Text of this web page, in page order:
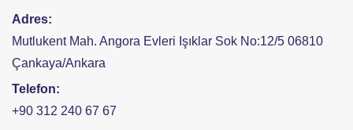
Adres:
Mutlukent Mah. Angora Evleri Işıklar Sok No:12/5 06810
Çankaya/Ankara
Telefon:
+90 312 240 67 67